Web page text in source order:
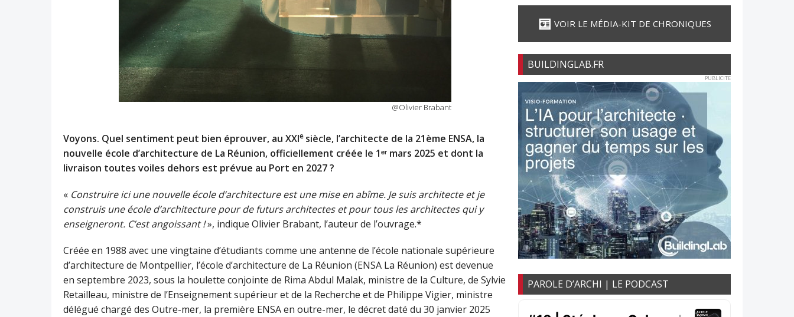
@Olivier Brabant
Voyons. Quel sentiment peut bien éprouver, au XXIe siècle, l’architecte de la 21ème ENSA, la
nouvelle école d’architecture de La Réunion, officiellement créée le 1ᵉʳ mars 2025 et dont la
livraison toutes voiles dehors est prévue au Port en 2027 ?
« Construire ici une nouvelle école d’architecture est une mise en abîme. Je suis architecte et je
construis une école d’architecture pour de futurs architectes et pour tous les architectes qui y
enseigneront. C’est angoissant !», indique Olivier Brabant, l’auteur de l’ouvrage.*
Créée en 1988 avec une vingtaine d’étudiants comme une antenne de l’école nationale supérieure
d’architecture de Montpellier, l’école d’architecture de La Réunion (ENSA La Réunion) est devenue
en septembre 2023, sous la houlette conjointe de Rima Abdul Malak, ministre de la Culture, de Sylvie
Retailleau, ministre de l’Enseignement supérieur et de la Recherche et de Philippe Vigier, ministre
délégué chargé des Outre-mer, la première ENSA en outre-mer, le décret daté du 30 janvier 2025
VOIR LE MÉDIA-KIT DE CHRONIQUES
BUILDINGLAB.FR
PUBLICITE
PAROLE D’ARCHI | LE PODCAST